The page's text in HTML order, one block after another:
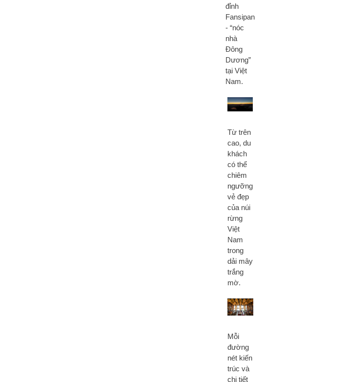
đỉnh
Fansipan
- “nóc
nhà
Đông
Dương”
tại Việt
Nam.
Từ trên
cao, du
khách
có thể
chiêm
ngưỡng
vẻ đẹp
của núi
rừng
Việt
Nam
trong
dải mây
trắng
mờ.
Mỗi
đường
nét kiến
trúc và
chi tiết